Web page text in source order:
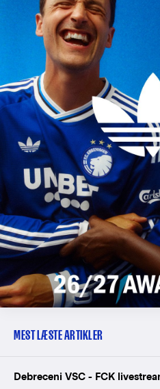
MEST LÆSTE ARTIKLER
Debreceni VSC - FCK